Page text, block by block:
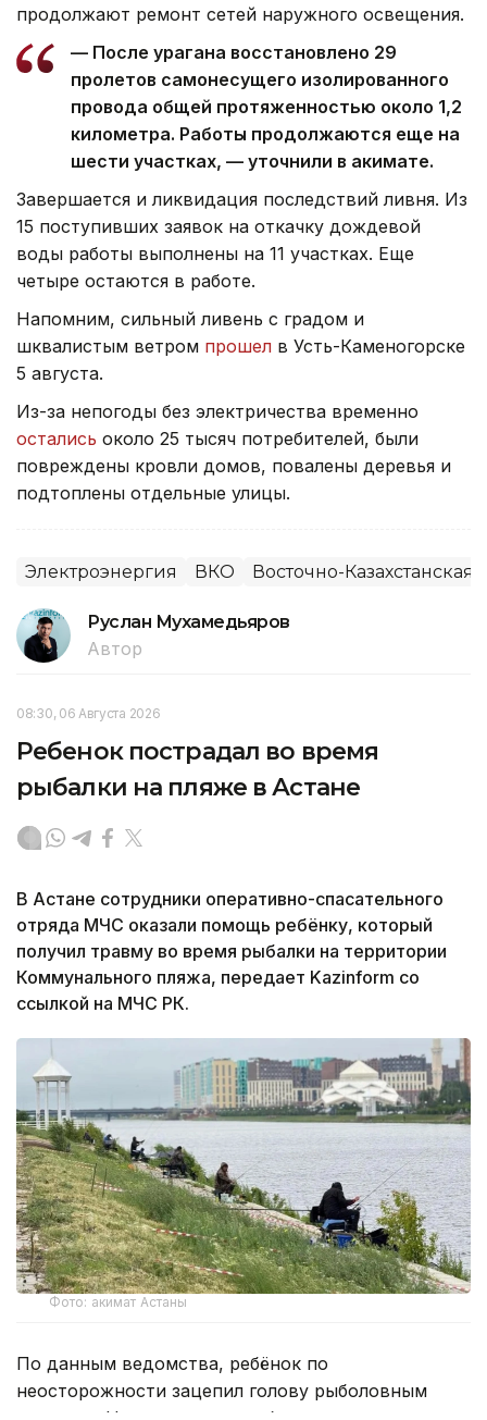
продолжают ремонт сетей наружного освещения.
— После урагана восстановлено 29
пролетов самонесущего изолированного
провода общей протяженностью около 1,2
километра. Работы продолжаются еще на
шести участках, — уточнили в акимате.
Завершается и ликвидация последствий ливня. Из
15 поступивших заявок на откачку дождевой
воды работы выполнены на 11 участках. Еще
четыре остаются в работе.
Напомним, сильный ливень с градом и
шквалистым ветром прошел в Усть-Каменогорске
5 августа.
Из-за непогоды без электричества временно
остались около 25 тысяч потребителей, были
повреждены кровли домов, повалены деревья и
подтоплены отдельные улицы.
Электроэнергия ВКО Восточно-Казахстанская
Руслан Мухамедьяров
Автор
08:30, 06 Августа 2026
Ребенок пострадал во время
рыбалки на пляже в Астане
В Астане сотрудники оперативно-спасательного
отряда МЧС оказали помощь ребёнку, который
получил травму во время рыбалки на территории
Коммунального пляжа, передает Kazinform со
ссылкой на МЧС РК.
Фото: акимат Астаны
По данным ведомства, ребёнок по
неосторожности зацепил голову рыболовным